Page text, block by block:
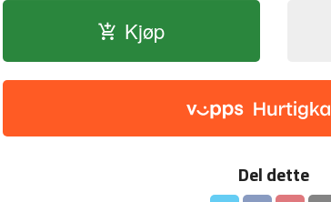
og rensende
Kjøp
Del dette